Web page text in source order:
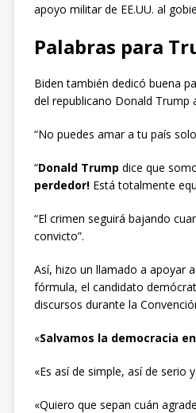
apoyo militar de EE.UU. al
Palabras para
Biden también dedicó buena
del republicano Donald Trump
“No puedes amar a tu país
“Donald Trump dice que
perdedor! Está totalmente
“El crimen seguirá bajando
convicto”.
Así, hizo un llamado a apoyar
fórmula, el candidato
discursos durante la
«Salvamos la democracia
«Es así de simple, así de serio
«Quiero que sepan cuán